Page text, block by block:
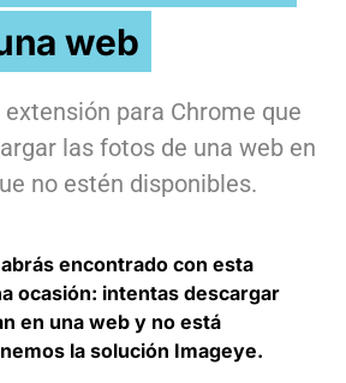
web
para Chrome que
las fotos de una web en
no estén disponibles.
encontrado con esta
ocasión: intentas descargar
en una web y no está
la solución Imageye.